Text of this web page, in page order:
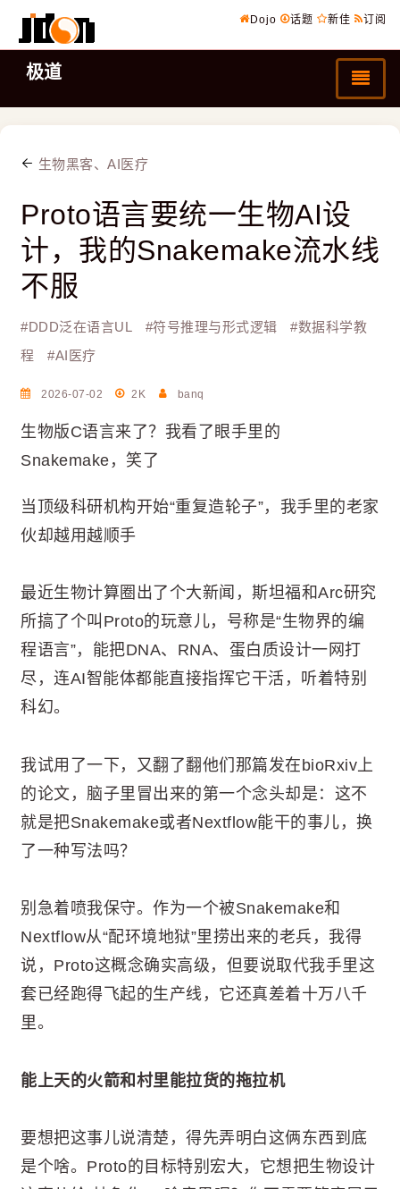
Dojo 话题 新佳 订阅
极道
生物黑客、AI医疗
Proto语言要统一生物AI设
计，我的Snakemake流水线
不服
#DDD泛在语言UL #符号推理与形式逻辑 #数据科学教
程
#AI医疗
2026-07-02 2K banq
生物版C语言来了？我看了眼手里的
Snakemake，笑了
当顶级科研机构开始“重复造轮子”，我手里的老家
伙却越用越顺手
最近生物计算圈出了个大新闻，斯坦福和Arc研究
所搞了个叫Proto的玩意儿，号称是“生物界的编
程语言”，能把DNA、RNA、蛋白质设计一网打
尽，连AI智能体都能直接指挥它干活，听着特别
科幻。
我试用了一下，又翻了翻他们那篇发在bioRxiv上
的论文，脑子里冒出来的第一个念头却是：这不
就是把Snakemake或者Nextflow能干的事儿，换
了一种写法吗？
别急着喷我保守。作为一个被Snakemake和
Nextflow从“配环境地狱”里捞出来的老兵，我得
说，Proto这概念确实高级，但要说取代我手里这
套已经跑得飞起的生产线，它还真差着十万八千
里。
能上天的火箭和村里能拉货的拖拉机
要想把这事儿说清楚，得先弄明白这俩东西到底
是个啥。Proto的目标特别宏大，它想把生物设计